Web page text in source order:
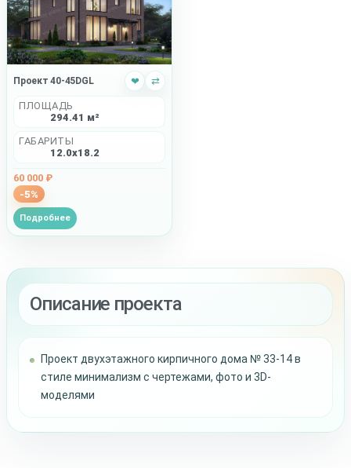
Проект 40-45DGL ❤ ⇄
ПЛОЩАДЬ
294.41 м²
ГАБАРИТЫ
12.0x18.2
60 000 ₽
-5%
Подробнее
Описание проекта
Проект двухэтажного кирпичного дома № 33-14 в
стиле минимализм с чертежами, фото и 3D-
моделями